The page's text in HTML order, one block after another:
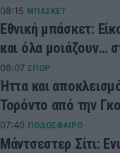
08:15 ΜΠΑΣΚΕΤ
Εθνική μπάσκετ:
και όλα μοιάζουν…
08:07 ΣΠΟΡ
Ήττα και
Τορόντο από την
07:40 ΠΟΔΟΣΦΑΙΡΟ
Μάντσεστερ Σίτι: